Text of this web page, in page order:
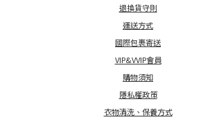
退換貨守則
運送方式
國際包裹寄送
VIP&VVIP會員
購物須知
隱私權政策
衣物清洗、保養方式